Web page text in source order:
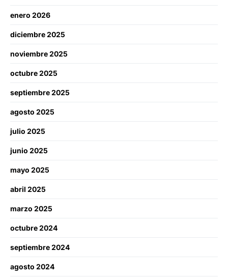
enero 2026
diciembre 2025
noviembre 2025
octubre 2025
septiembre 2025
agosto 2025
julio 2025
junio 2025
mayo 2025
abril 2025
marzo 2025
octubre 2024
septiembre 2024
agosto 2024